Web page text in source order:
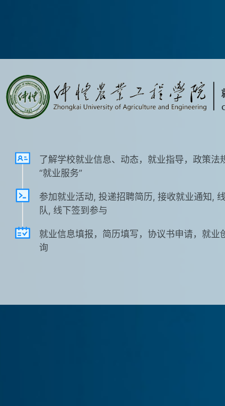
了解学校就业信息、动态，就业指导，政策法
“就业服务”
参加就业活动, 投递招聘简历, 接收就业通知,
队, 线下签到参与
就业信息填报，简历填写，协议书申请，就业
询